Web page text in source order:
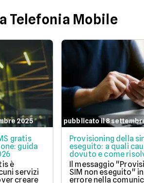
Telefonia Mobile
2025
gratis
guida
è
servizi
creare
pubblicato il 8
Provisioning della
eseguito: a quali
dovuto e come
questo errore
Il messaggio
SIM non eseguito"
errore nella